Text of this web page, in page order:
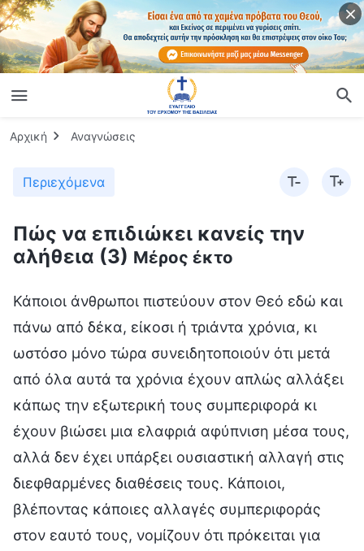
Αρχική Αναγνώσεις
Περιεχόμενα
Πώς να επιδιώκει κανείς την
αλήθεια (3) Μέρος έκτο
Κάποιοι άνθρωποι πιστεύουν στον Θεό εδώ και
πάνω από δέκα, είκοσι ή τριάντα χρόνια, κι
ωστόσο μόνο τώρα συνειδητοποιούν ότι μετά
από όλα αυτά τα χρόνια έχουν απλώς αλλάξει
κάπως την εξωτερική τους συμπεριφορά κι
έχουν βιώσει μια ελαφριά αφύπνιση μέσα τους,
αλλά δεν έχει υπάρξει ουσιαστική αλλαγή στις
διεφθαρμένες διαθέσεις τους. Κάποιοι,
βλέποντας κάποιες αλλαγές συμπεριφοράς
στον εαυτό τους, νομίζουν ότι πρόκειται για